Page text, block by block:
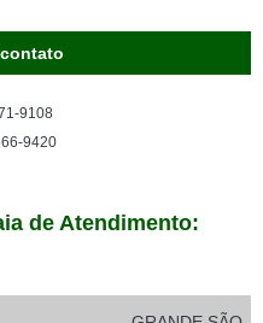
9108
9420
de Atendimento: